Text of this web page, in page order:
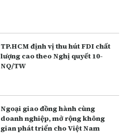
TP.HCM định vị thu hút FDI chất
lượng cao theo Nghị quyết 10-
NQ/TW
Ngoại giao đồng hành cùng
doanh nghiệp, mở rộng không
gian phát triển cho Việt Nam